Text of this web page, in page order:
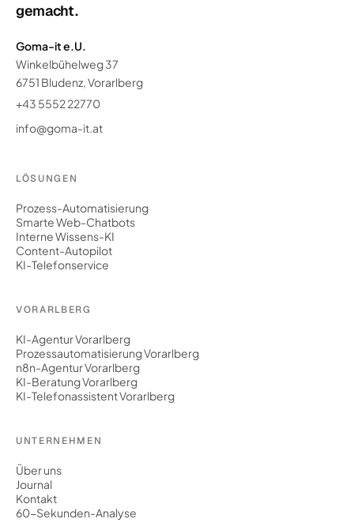
gemacht.
Goma-it e.U.
Winkelbühelweg 37
6751 Bludenz, Vorarlberg
+43 5552 22770
info@goma-it.at
LÖSUNGEN
Prozess-Automatisierung
Smarte Web-Chatbots
Interne Wissens-KI
Content-Autopilot
KI-Telefonservice
VORARLBERG
KI-Agentur Vorarlberg
Prozessautomatisierung Vorarlberg
n8n-Agentur Vorarlberg
KI-Beratung Vorarlberg
KI-Telefonassistent Vorarlberg
UNTERNEHMEN
Über uns
Journal
Kontakt
60-Sekunden-Analyse